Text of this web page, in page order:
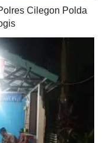
Cilegon Polda